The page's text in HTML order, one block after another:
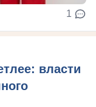
1
власти